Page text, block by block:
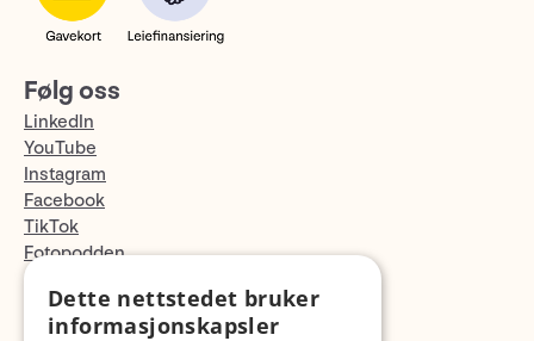
Følg oss
LinkedIn
YouTube
Instagram
Facebook
TikTok
Fotopodden
Med forbehold om skrive- og lagerfeil
Dette nettstedet bruker
informasjonskapsler